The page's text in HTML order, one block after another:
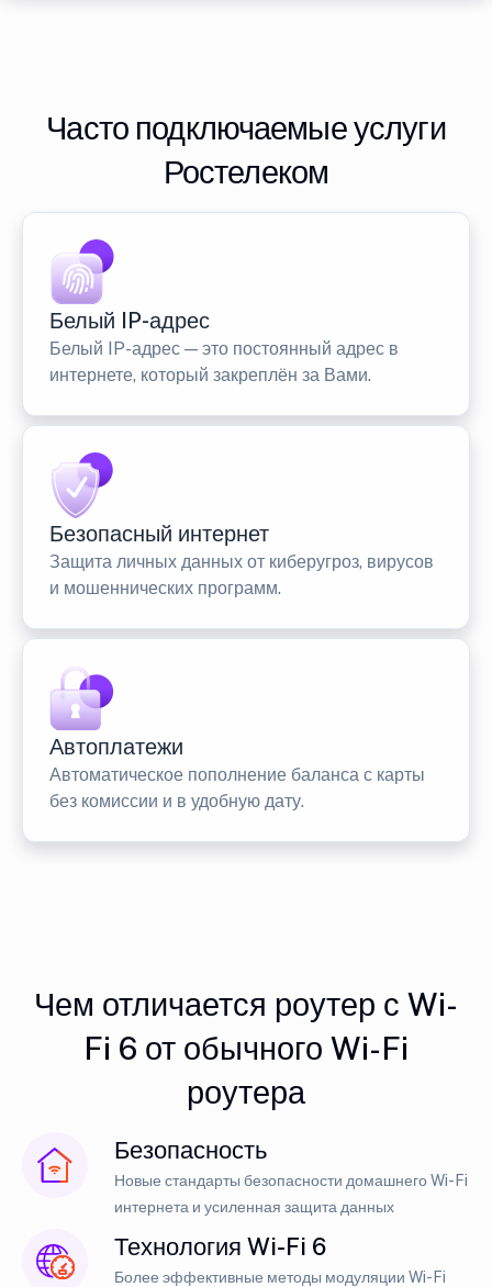
Часто подключаемые услуги
Ростелеком
Белый IP-адрес
Белый IP-адрес — это постоянный адрес в
интернете, который закреплён за Вами.
Безопасный интернет
Защита личных данных от киберугроз, вирусов
и мошеннических программ.
Автоплатежи
Автоматическое пополнение баланса с карты
без комиссии и в удобную дату.
Чем отличается роутер с Wi-
Fi 6 от обычного Wi-Fi
роутера
Безопасность
Новые стандарты безопасности домашнего Wi-Fi
интернета и усиленная защита данных
Технология Wi-Fi 6
Более эффективные методы модуляции Wi-Fi